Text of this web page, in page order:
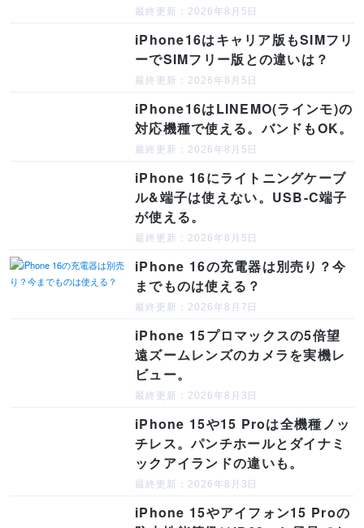
最終更新：2026年8月5日
iPhone16はキャリア版もSIMフリ
ーでSIMフリー版との違いは？
最終更新：2026年8月5日
iPhone16はLINEMO(ラインモ)の
対応機種で使える。バンドもOK。
最終更新：2026年8月5日
iPhone 16にライトニングケーブ
ル&端子は使えない。USB-C端子
が使える。
最終更新：2026年8月5日
iPhone 16の充電器は別売り？今
までものは使える？
最終更新：2026年8月7日
iPhone 15プロマックスの5倍望
遠ズームレンズのカメラを実機レ
ビュー。
最終更新：2026年8月3日
iPhone 15や15 Proは全機種ノッ
チレス。パンチホールとダイナミ
ックアイランドの違いも。
最終更新：2026年8月3日
iPhone 15やアイフォン15 Proの